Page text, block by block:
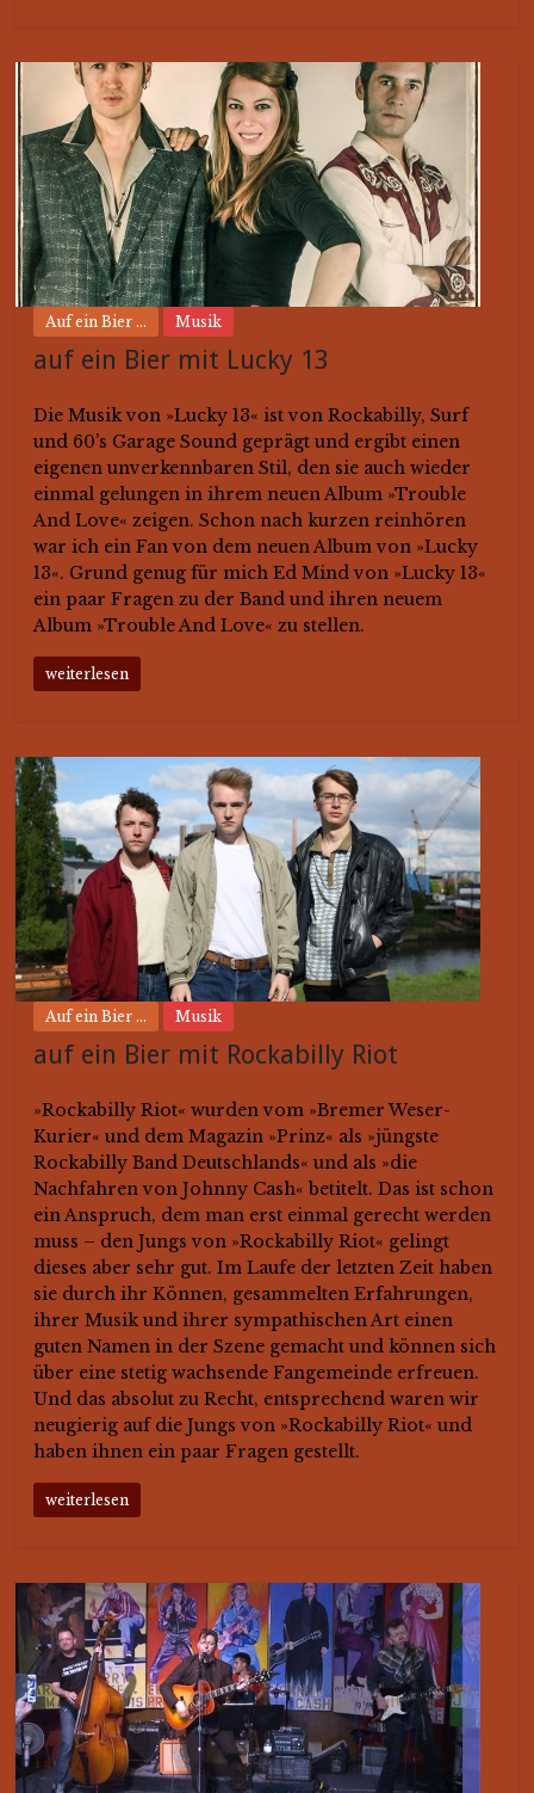
Auf ein Bier ... Musik
auf ein Bier mit Lucky 13
Die Musik von »Lucky 13« ist von Rockabilly, Surf
und 60’s Garage Sound geprägt und ergibt einen
eigenen unverkennbaren Stil, den sie auch wieder
einmal gelungen in ihrem neuen Album »Trouble
And Love« zeigen. Schon nach kurzen reinhören
war ich ein Fan von dem neuen Album von »Lucky
13«. Grund genug für mich Ed Mind von »Lucky 13«
ein paar Fragen zu der Band und ihren neuem
Album »Trouble And Love« zu stellen.
weiterlesen
Auf ein Bier ... Musik
auf ein Bier mit Rockabilly Riot
»Rockabilly Riot« wurden vom »Bremer Weser-
Kurier« und dem Magazin »Prinz« als »jüngste
Rockabilly Band Deutschlands« und als »die
Nachfahren von Johnny Cash« betitelt. Das ist schon
ein Anspruch, dem man erst einmal gerecht werden
muss – den Jungs von »Rockabilly Riot« gelingt
dieses aber sehr gut. Im Laufe der letzten Zeit haben
sie durch ihr Können, gesammelten Erfahrungen,
ihrer Musik und ihrer sympathischen Art einen
guten Namen in der Szene gemacht und können sich
über eine stetig wachsende Fangemeinde erfreuen.
Und das absolut zu Recht, entsprechend waren wir
neugierig auf die Jungs von »Rockabilly Riot« und
haben ihnen ein paar Fragen gestellt.
weiterlesen